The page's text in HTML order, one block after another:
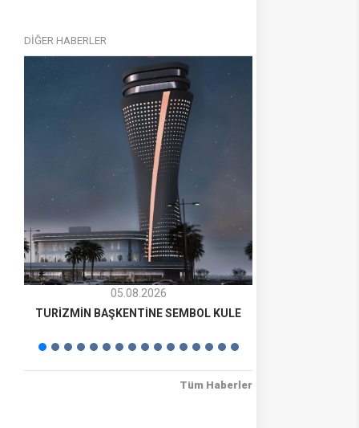
DİĞER HABERLER
05.08.2026
TURİZMİN BAŞKENTİNE SEMBOL KULE
Tüm Haberler